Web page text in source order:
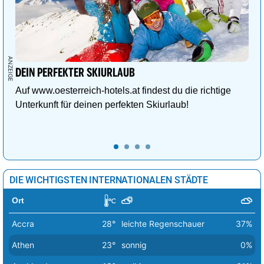
Vatikan Stadt 23° sonnig 0%
Vilnius leichte Schneeschauer 48%
11° heiter 17%
Wien 27°
Zagreb 21° sonnig
DEIN PERFEKTER SKIURLAUB
Auf www.oesterreich-hotels.at findest du die richtige
Unterkunft für deinen perfekten Skiurlaub!
DIE WICHTIGSTEN INTERNATIONALEN STÄDTE
Ort
Accra 28° leichte Regenschauer 37%
Athen 23° sonnig 0%